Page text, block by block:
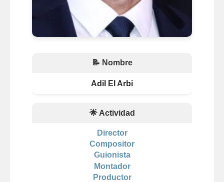
📝 Nombre
Adil El Arbi
🌟 Actividad
Director
Compositor
Guionista
Montador
Productor